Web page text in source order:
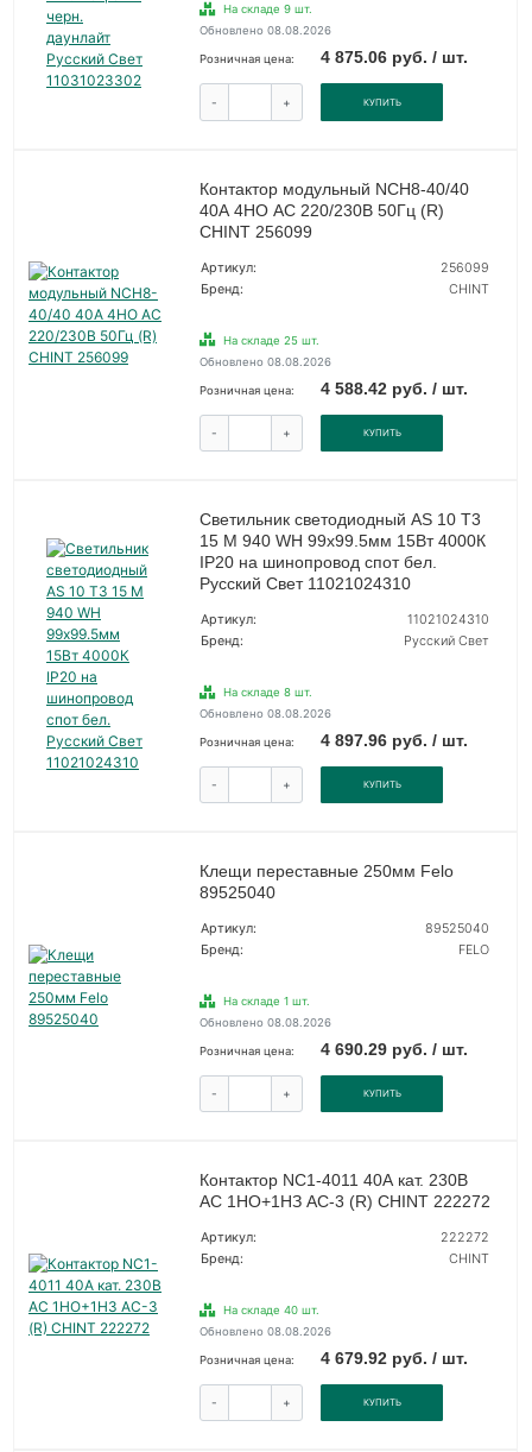
На складе 9 шт.
Обновлено 08.08.2026
Розничная цена: 4 875.06 руб. / шт.
- + КУПИТЬ
Контактор модульный NCH8-40/40
40А 4НО AC 220/230В 50Гц (R)
CHINT 256099
Артикул:
256099
Бренд:
CHINT
На складе 25 шт.
Обновлено 08.08.2026
Розничная цена: 4 588.42 руб. / шт.
- + КУПИТЬ
Светильник светодиодный AS 10 T3
15 M 940 WH 99х99.5мм 15Вт 4000К
IP20 на шинопровод спот бел.
Русский Свет 11021024310
Артикул:
11021024310
Бренд:
Русский Свет
На складе 8 шт.
Обновлено 08.08.2026
Розничная цена: 4 897.96 руб. / шт.
- + КУПИТЬ
Клещи переставные 250мм Felo
89525040
Артикул:
89525040
Бренд:
FELO
На складе 1 шт.
Обновлено 08.08.2026
Розничная цена: 4 690.29 руб. / шт.
- + КУПИТЬ
Контактор NC1-4011 40А кат. 230В
AC 1НО+1НЗ AC-3 (R) CHINT 222272
Артикул:
222272
Бренд:
CHINT
На складе 40 шт.
Обновлено 08.08.2026
Розничная цена: 4 679.92 руб. / шт.
- + КУПИТЬ